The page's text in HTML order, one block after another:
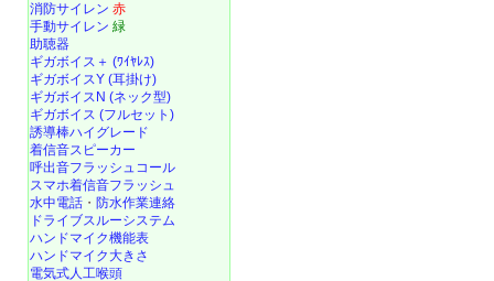
消防サイレン 赤
手動サイレン 緑
助聴器
ギガボイス＋ (ﾜｲﾔﾚｽ)
ギガボイスY (耳掛け)
ギガボイスN (ネック型)
ギガボイス (フルセット)
誘導棒ハイグレード
着信音スピーカー
呼出音フラッシュコール
スマホ着信音フラッシュ
水中電話 ・ 防水作業連絡
ドライブスルーシステム
ハンドマイク機能表
ハンドマイク大きさ
電気式人工喉頭